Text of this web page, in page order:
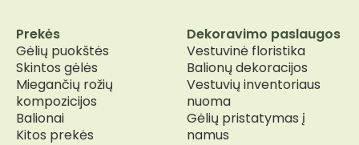
Prekės
Gėlių puokštės
Skintos gėlės
Miegančių rožių
kompozicijos
Balionai
Kitos prekės
Dekoravimo paslaugos
Vestuvinė floristika
Balionų dekoracijos
Vestuvių inventoriaus
nuoma
Gėlių pristatymas į
namus